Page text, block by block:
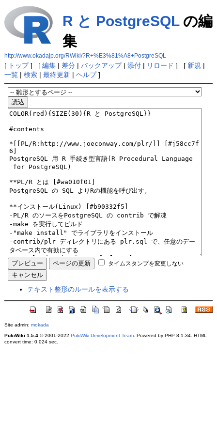
R と PostgreSQLの編
集
http://www.okadajp.org/RWiki/?R+%E3%81%A8+PostgreSQL
[ トップ] [ 編集| 差分| バックアップ| 添付| リロード ] [ 新規 |
一覧| 検索| 最終更新| ヘルプ]
タイムスタンプを変更しない
テキスト整形のルールを表示する
Site admin: mokada
PukiWiki 1.5.4© 2001-2022 PukiWiki Development Team. Powered by PHP 8.1.34. HTML
convert time: 0.024 sec.